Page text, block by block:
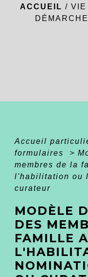
ACCUEIL / VIE
Accueil
formulaires
>
membres de la
l'habilitation ou
curateur
MODÈLE
DES
FAMILLE